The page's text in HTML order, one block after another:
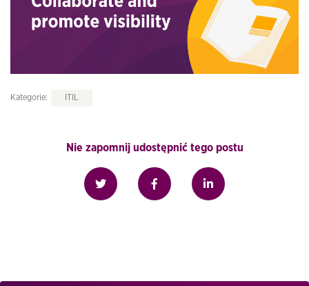
Kategorie: ITIL
Nie zapomnij udostępnić tego postu